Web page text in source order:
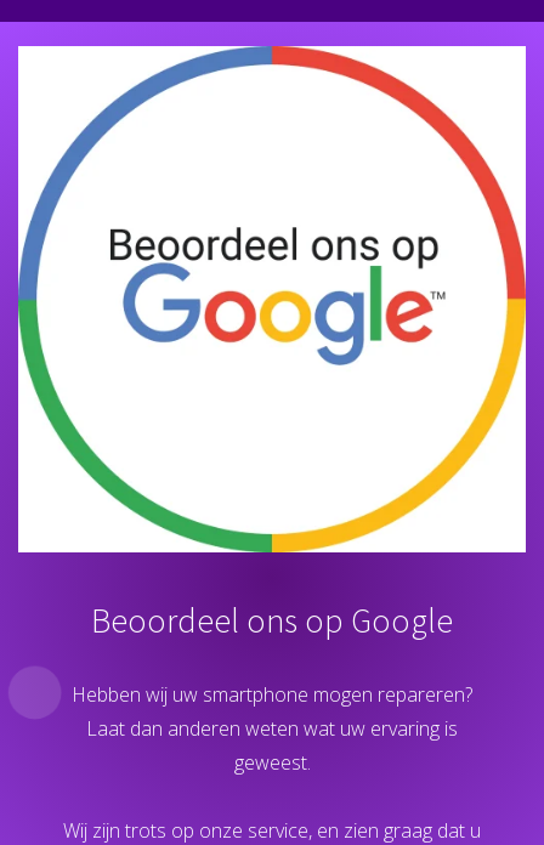
Beoordeel ons op Google
Hebben wij uw smartphone mogen repareren?
Laat dan anderen weten wat uw ervaring is
geweest.
Wij zijn trots op onze service, en zien graag dat u